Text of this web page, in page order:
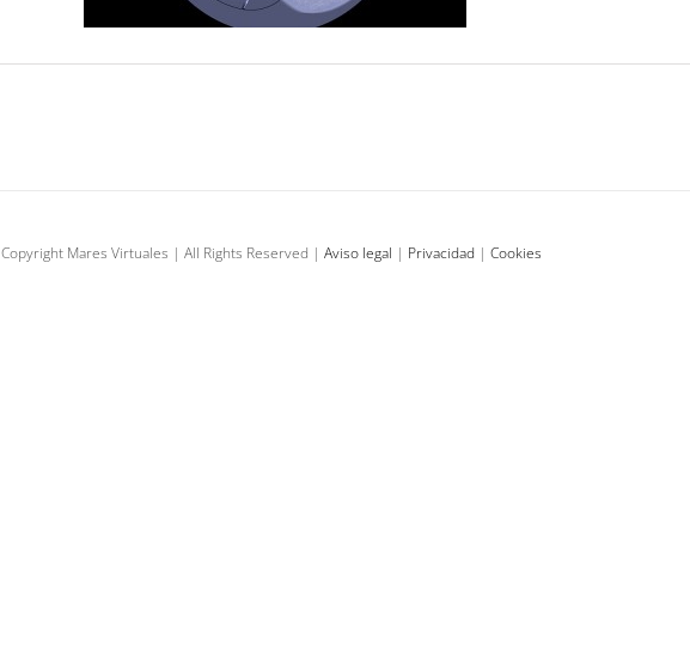
Copyright Mares Virtuales | All Rights Reserved | Aviso legal | Privacidad | Cookies